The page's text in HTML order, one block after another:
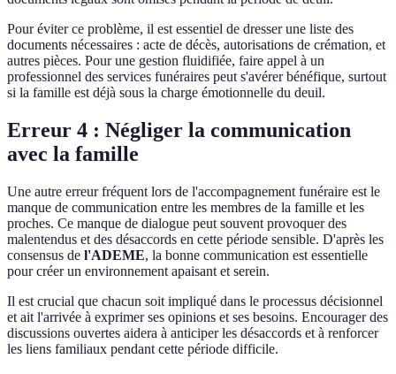
Pour éviter ce problème, il est essentiel de dresser une liste des
documents nécessaires : acte de décès, autorisations de crémation, et
autres pièces. Pour une gestion fluidifiée, faire appel à un
professionnel des services funéraires peut s'avérer bénéfique, surtout
si la famille est déjà sous la charge émotionnelle du deuil.
Erreur 4 : Négliger la communication
avec la famille
Une autre erreur fréquent lors de l'accompagnement funéraire est le
manque de communication entre les membres de la famille et les
proches. Ce manque de dialogue peut souvent provoquer des
malentendus et des désaccords en cette période sensible. D'après les
consensus de l'ADEME, la bonne communication est essentielle
pour créer un environnement apaisant et serein.
Il est crucial que chacun soit impliqué dans le processus décisionnel
et ait l'arrivée à exprimer ses opinions et ses besoins. Encourager des
discussions ouvertes aidera à anticiper les désaccords et à renforcer
les liens familiaux pendant cette période difficile.